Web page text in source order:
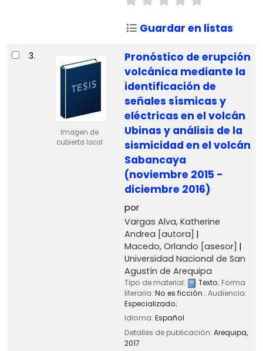
Guardar en listas
3.
Imagen de
cubierta local
Pronóstico de erupción
volcánica mediante la
identificación de
señales sísmicas y
eléctricas en el volcán
Ubinas y análisis de la
sismicidad en el volcán
Sabancaya
(noviembre 2015 -
diciembre 2016)
por
Vargas Alva, Katherine
Andrea [autora]
Macedo, Orlando [asesor]
Universidad Nacional de San
Agustín de Arequipa
Tipo de material: Texto; Forma
literaria: No es ficción ; Audiencia:
Especializado;
Idioma: Español
Detalles de publicación: Arequipa,
2017